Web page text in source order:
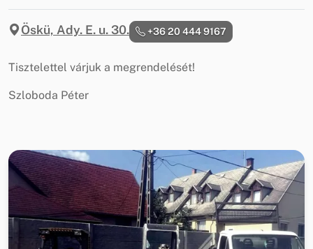
Öskü, Ady. E. u. 30. +36 20 444 9167
Tisztelettel várjuk a megrendelését!
Szloboda Péter